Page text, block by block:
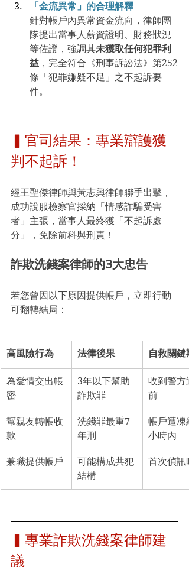
「金流異常」的合理解釋
針對帳戶內異常資金流向，律師團
隊提出當事人薪資證明、財務狀況
等佐證，強調其未獲取任何犯罪利
益 ，完全符合《刑事訴訟法》第252
條「犯罪嫌疑不足」之不起訴要
件。
▍官司結果：專業辯護獲
判不起訴！
經王聖傑律師與黃志興律師聯手出擊，
成功說服檢察官採納「情感詐騙受害
者」主張，當事人最終獲「不起訴處
分」，免除前科與刑責！
詐欺洗錢案律師的3大忠告
若您曾因以下原因提供帳戶，立即行動
可翻轉結局：
高風險行為 法律後果 自救關鍵
為愛情交出帳
密
3年以下幫助
詐欺罪
收到警方
前
幫親友轉帳收
款
洗錢罪最重7
年刑
帳戶遭凍
小時內
兼職提供帳戶
可能構成共犯
結構
首次偵訊
▍專業詐欺洗錢案律師建
議